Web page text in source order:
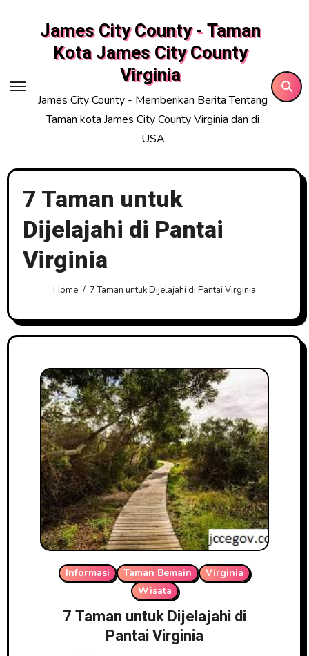
James City County - Taman
Kota James City County
Virginia
James City County - Memberikan Berita Tentang
Taman kota James City County Virginia dan di
USA
7 Taman untuk
Dijelajahi di Pantai
Virginia
Home 7 Taman untuk Dijelajahi di Pantai Virginia
Informasi Taman Bemain
Virginia
Wisata
7 Taman untuk Dijelajahi di
Pantai Virginia